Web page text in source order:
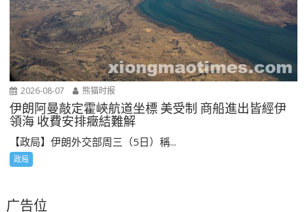
2026-08-07 熊猫时报
伊朗阿曼敲定霍峽航道坐標 美受制 商船進出皆經伊
領海 收費安排癥結難解
【政局】伊朗外交部周三（5日）稱...
政局
广告位